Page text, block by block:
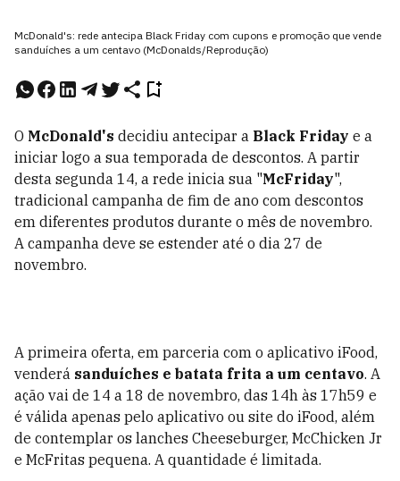
McDonald's: rede antecipa Black Friday com cupons e promoção que vende
sanduíches a um centavo (McDonalds/Reprodução)
O McDonald's decidiu antecipar a Black Friday e a
iniciar logo a sua temporada de descontos. A partir
desta segunda 14, a rede inicia sua "McFriday",
tradicional campanha de fim de ano com descontos
em diferentes produtos durante o mês de novembro.
A campanha deve se estender até o dia 27 de
novembro.
A primeira oferta, em parceria com o aplicativo iFood,
venderá sanduíches e batata frita a um centavo. A
ação vai de 14 a 18 de novembro, das 14h às 17h59 e
é válida apenas pelo aplicativo ou site do iFood, além
de contemplar os lanches Cheeseburger, McChicken Jr
e McFritas pequena. A quantidade é limitada.